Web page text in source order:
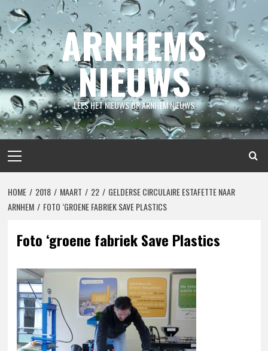
Spring
naar
inhoud
ARNHEMS
NIEUWS
LEES HET NIEUWS OP ARNHEM NIEUWS
menu
HOME 2018 MAART 22
GELDERSE CIRCULAIRE ESTAFETTE NAAR
ARNHEM
FOTO ‘GROENE FABRIEK SAVE PLASTICS
Foto ‘groene fabriek Save Plastics